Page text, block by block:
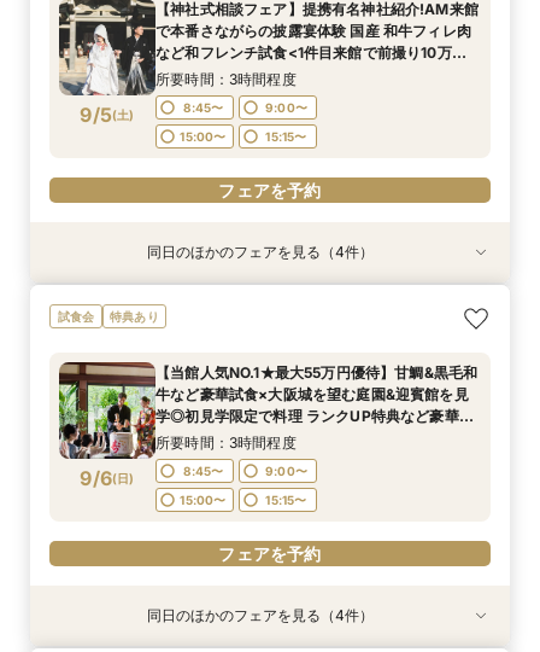
9/4(金 )
チコース
所要時間：3時間程度
12:00〜
13:00〜
14:00〜
15:00〜
フェアを予約
9/4(金 )
所要時間：3時間程度
12:00〜
13:00〜
14:00〜
15:00〜
フェアを予約
9/4(金 )
所要時間：3時間程度
12:00〜
13:00〜
14:00〜
15:00〜
フェアを予約
9/5(土)
【神社式相談フェア】提携有名神社紹介!AM来館
で本番さながらの披露宴体験 国産 和牛フィレ肉
など和フレンチ試食<1件目来館で前撮り10万円
分特典>
所要時間：3時間程度
8:45〜
9:00〜
15:00〜
15:15〜
フェアを予約
特典あり
9/5(土)
【東京開催/土日】東京サロンで《大阪迎賓館》
のご相談＆お打合せ！
9:00〜 15:00〜
フェアを予約
特典あり
9/5(土)
ガーデン挙式丸わかり◎2万坪の庭園満喫×オリ
ジナルウェディング庭園&会場見学×国産和牛
所要時間：3時間程度
8:45〜
9:00〜
15:00〜
15:15〜
フェアを予約
特典あり
9/5(土)
【料理重視の方へおすすめ】組数限定◆グラン
シェフ豊後昌幸が手掛ける黒毛和牛etc2万円相
所要時間：3時間程度
8:45〜
9:00〜
15:00〜
15:15〜
フェアを予約
特典あり
9/5(土)
【当館人気NO.1★最大55万円優待】甘鯛&黒毛和
牛など豪華試食×大阪城を望む庭園&迎賓館を見
典付きBIGフェア
所要時間：3時間程度
8:45〜
9:00〜
15:00〜
15:15〜
フェアを予約
同日のほかのフェアを見る（4件）
試食会 特典あり
9/6(日)
【当館人気NO.1★最大55万円優待】甘鯛&黒毛和
牛など豪華試食×大阪城を望む庭園&迎賓館を見
学◎初見学限定で料理 ランクUP特典など豪華特
典付きBIGフェア
所要時間：3時間程度
8:45〜
9:00〜
15:00〜
15:15〜
フェアを予約
特典あり
特典あり
特典あり
特典あり同日のほかのフェアを見る（4件）